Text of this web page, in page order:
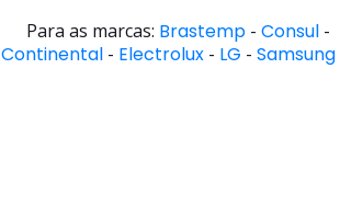
Para as marcas: Brastemp- Consul-
Continental - Electrolux - LG - Samsung